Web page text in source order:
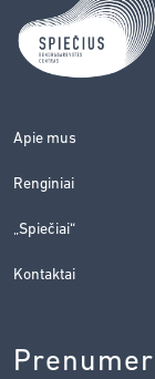
Apie mus
Renginiai
„Spiečiai“
Kontaktai